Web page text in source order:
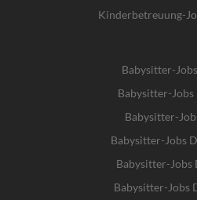
Kinderbetreuung-
Babysitter-
Babysitter-Jobs
Babysitter-
Babysitter-Jobs
Babysitter-Jobs
Babysitter-Jobs